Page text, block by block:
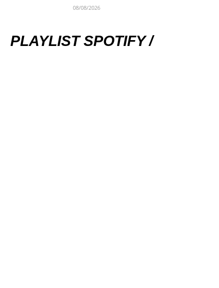
08/08/2026
PLAYLIST SPOTIFY /